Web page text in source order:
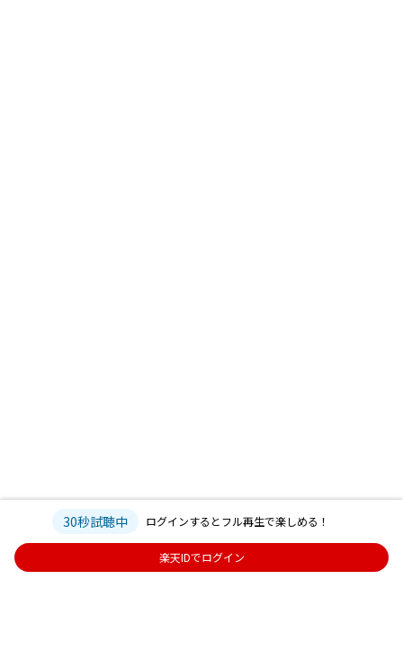
30秒試聴中 ログインするとフル再生で楽しめる！
楽天IDでログイン